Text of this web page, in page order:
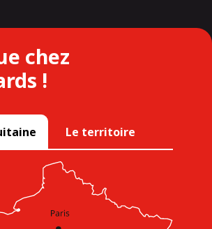
chez
!
Le territoire